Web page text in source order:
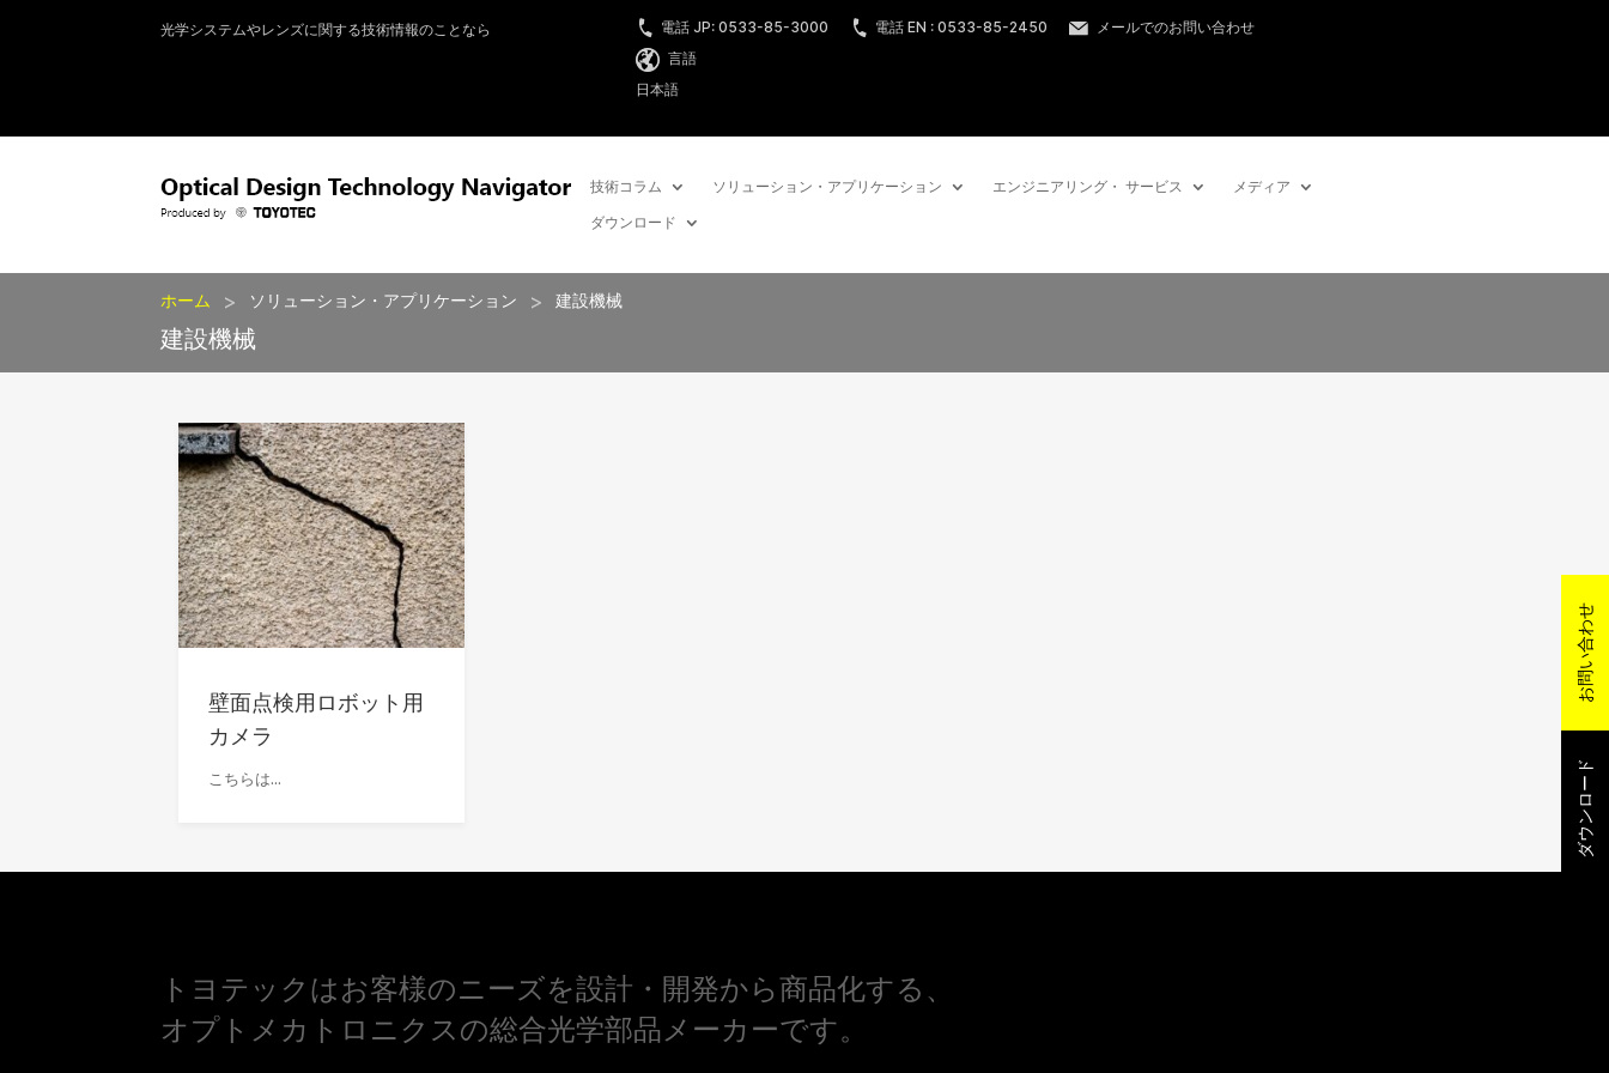
光学システムやレンズに関する技術情報のことなら 電話 JP: 0533-85-3000 電話 EN : 0533-85-2450
メールでのお問い合わせ
言語
日本語
技術コラム ソリューション・アプリケーション エンジニアリング・ サービス
メディア
ダウンロード
ホーム > ソリューション・アプリケーション > 建設機械
建設機械
壁面点検用ロボット用
カメラ
こちらは...
トヨテックはお客様のニーズを設計・開発から商品化する、
オプトメカトロニクスの総合光学部品メーカーです。
ダウンロード
お問い合わせ